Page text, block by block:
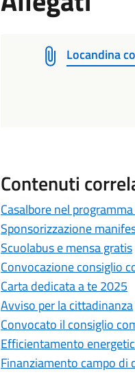
Locandina
Contenuti
Casalbore nel
Sponsorizzazione
Scuolabus e mensa gratis
Convocazione consiglio
Carta dedicata a te 2025
Avviso per la cittadinanza
Convocato il consiglio
Efficientamento
Finanziamento campo di